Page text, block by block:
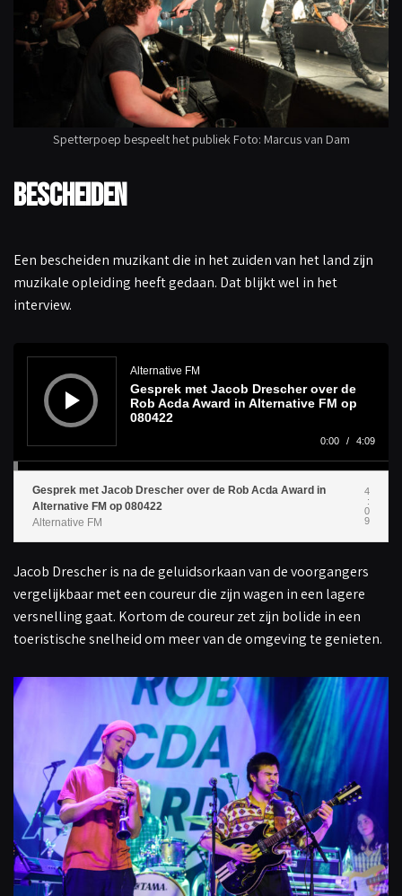
Spetterpoep bespeelt het publiek Foto: Marcus van Dam
Bescheiden
Een bescheiden muzikant die in het zuiden van het land zijn
muzikale opleiding heeft gedaan. Dat blijkt wel in het
interview.
Alternative FM
Gesprek met Jacob Drescher over de
Rob Acda Award in Alternative FM op
080422
0:00 / 4:09
Gesprek met Jacob Drescher over de Rob Acda Award in
Alternative FM op 080422
Alternative FM
4
:
0
9
Jacob Drescher is na de geluidsorkaan van de voorgangers
vergelijkbaar met een coureur die zijn wagen in een lagere
versnelling gaat. Kortom de coureur zet zijn bolide in een
toeristische snelheid om meer van de omgeving te genieten.